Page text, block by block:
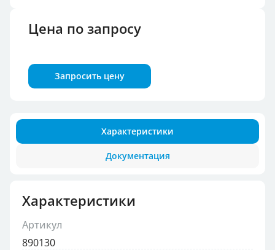
Цена по запросу
Запросить цену
Характеристики
Документация
Характеристики
Артикул
890130